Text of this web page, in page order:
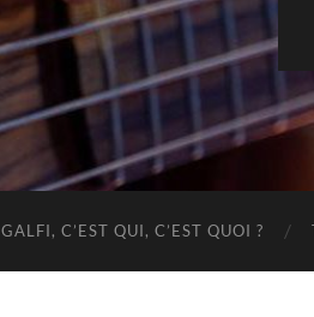
GALFI, C’EST QUI, C’EST QUOI ?